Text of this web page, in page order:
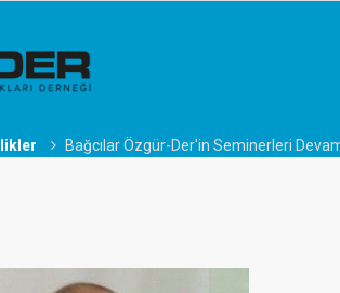
Bağcılar Özgür-Der'in Seminerleri